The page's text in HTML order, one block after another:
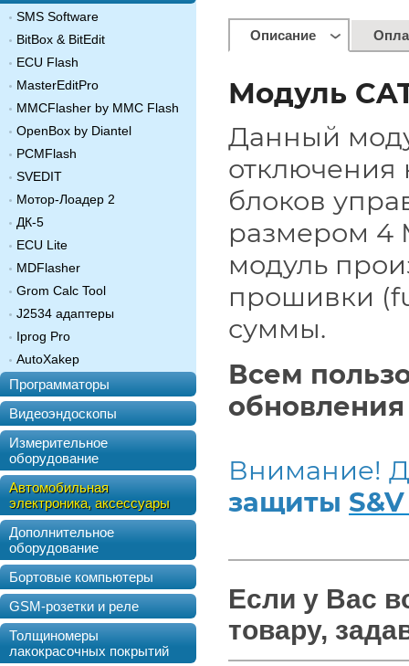
SMS Software
BitBox & BitEdit
ECU Flash
MasterEditPro
MMCFlasher by MMC Flash
OpenBox by Diantel
PCMFlash
SVEDIT
Мотор-Лоадер 2
ДК-5
ECU Lite
MDFlasher
Grom Calc Tool
J2534 адаптеры
Iprog Pro
AutoXakep
Программаторы
Видеоэндоскопы
Измерительное
оборудование
Автомобильная
электроника, аксессуары
Дополнительное
оборудование
Бортовые компьютеры
GSM-розетки и реле
Толщиномеры
лакокрасочных покрытий
Описание
Модуль
Данный
отключения
блоков
размером 4
модуль
прошивки
суммы.
Всем
Внимание!
защиты
Если у Вас
товару,